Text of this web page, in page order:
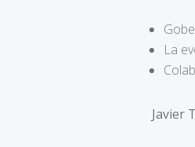
La
Javier